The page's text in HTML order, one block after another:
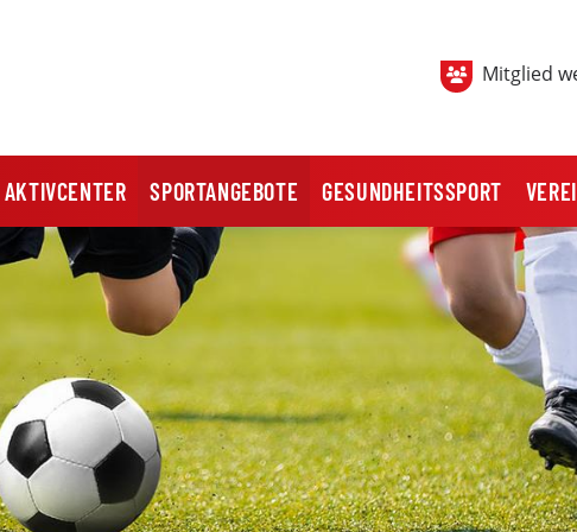
Mitglied
AKTIVCENTER SPORTANGEBOTE GESUNDHEITSSPORT